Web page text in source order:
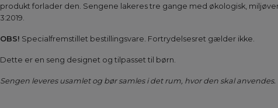
produkt forlader den. Sengene lakeres tre gange med økologisk,
3:2019.
OBS! Specialfremstillet bestillingsvare. Fortrydelsesret gælder ikke.
Dette er en seng designet og tilpasset til børn.
Sengen leveres usamlet og bør samles i det rum, hvor den skal anvendes.